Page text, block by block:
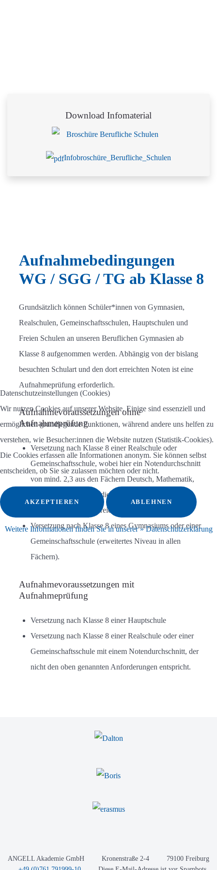
Download Infomaterial
Infobroschüre_Berufliche_Schulen
Aufnahmebedingungen
WG / SGG / TG ab Klasse 8
Grundsätzlich können Schüler*innen von Gymnasien,
Realschulen, Gemeinschaftsschulen, Hauptschulen und
Freien Schulen an unseren Beruflichen Gymnasien ab
Klasse 8 aufgenommen werden. Abhängig von der bislang
besuchten Schulart und den dort erreichten Noten ist eine
Aufnahmeprüfung erforderlich.
Aufnahmevoraussetzungen ohne
Aufnahmeprüfung
Versetzung nach Klasse 8 einer Realschule oder
Gemeinschaftsschule, wobei hier ein Notendurchschnitt
von mind. 2,3 aus den Fächern Deutsch, Mathematik,
Englisch und in jedem dieser Fächer mindestens die
Note „befriedigend“ erreicht sein muss oder
Versetzung nach Klasse 8 eines Gymnasiums oder einer
Gemeinschaftsschule (erweitertes Niveau in allen
Fächern).
Aufnahmevoraussetzungen mit
Aufnahmeprüfung
Versetzung nach Klasse 8 einer Hauptschule
Versetzung nach Klasse 8 einer Realschule oder einer
Gemeinschaftsschule mit einem Notendurchschnitt, der
nicht den oben genannten Anforderungen entspricht.
ANGELL Akademie GmbH Kronenstraße 2-4
79100 Freiburg
Datenschutzeinstellungen (Cookies)
Wir nutzen Cookies auf unserer Website. Einige sind essenziell und
ermöglichen grundlegende Funktionen, während andere uns helfen zu
verstehen, wie Besucher:innen die Website nutzen (Statistik-Cookies).
Die Cookies erfassen alle Informationen anonym. Sie können selbst
entscheiden, ob Sie sie zulassen möchten oder nicht.
AKZEPTIEREN ABLEHNEN
Weitere Informationen finden Sie in unserer » Datenschutzerklärung